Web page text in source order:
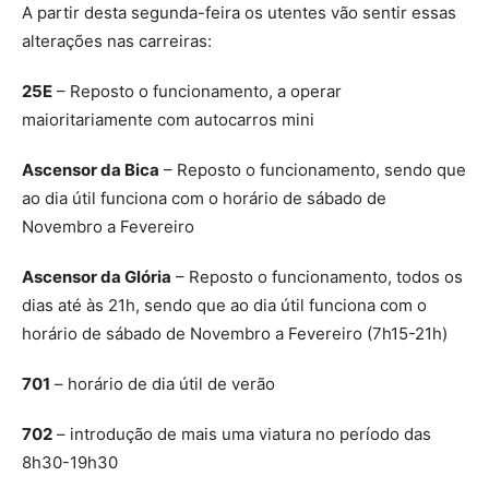
A partir desta segunda-feira os utentes vão sentir essas
alterações nas carreiras:
25E – Reposto o funcionamento, a operar
maioritariamente com autocarros mini
Ascensor da Bica – Reposto o funcionamento, sendo que
ao dia útil funciona com o horário de sábado de
Novembro a Fevereiro
Ascensor da Glória – Reposto o funcionamento, todos os
dias até às 21h, sendo que ao dia útil funciona com o
horário de sábado de Novembro a Fevereiro (7h15-21h)
701 – horário de dia útil de verão
702 – introdução de mais uma viatura no período das
8h30-19h30